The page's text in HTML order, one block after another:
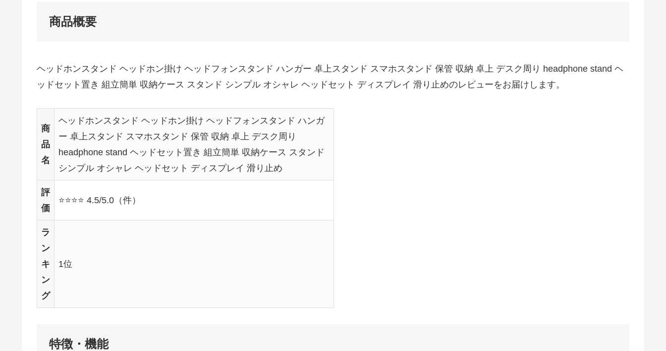
商品概要
ヘッドホンスタンド ヘッドホン掛け ヘッドフォンスタンド ハンガー 卓上スタンド スマホスタンド 保管 収納 卓上 デスク周り headphone stand ヘ
ッドセット置き 組立簡単 収納ケース スタンド シンプル オシャレ ヘッドセット ディスプレイ 滑り止めのレビューをお届けします。
商
品
名
ヘッドホンスタンド ヘッドホン掛け ヘッドフォンスタンド ハンガ
ー 卓上スタンド スマホスタンド 保管 収納 卓上 デスク周り
headphone stand ヘッドセット置き 組立簡単 収納ケース スタンド
シンプル オシャレ ヘッドセット ディスプレイ 滑り止め
評
価
⭐⭐⭐⭐ 4.5/5.0（件）
ラ
ン
キ
ン
グ
1位
特徴・機能